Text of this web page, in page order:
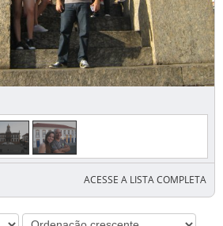
ACESSE A LISTA COMPLETA